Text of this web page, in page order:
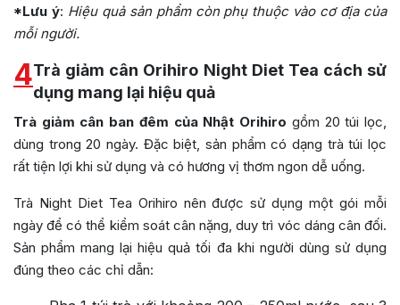
*Lưu ý: Hiệu quả sản phẩm còn phụ thuộc vào cơ địa của
mỗi người.
4Trà giảm cân Orihiro Night Diet Tea cách sử
dụng mang lại hiệu quả
Trà giảm cân ban đêm của Nhật Orihiro gồm 20 túi lọc,
dùng trong 20 ngày. Đặc biệt, sản phẩm có dạng trà túi lọc
rất tiện lợi khi sử dụng và có hương vị thơm ngon dễ uống.
Trà Night Diet Tea Orihiro nên được sử dụng một gói mỗi
ngày để có thể kiểm soát cân nặng, duy trì vóc dáng cân đối.
Sản phẩm mang lại hiệu quả tối đa khi người dùng sử dụng
đúng theo các chỉ dẫn: